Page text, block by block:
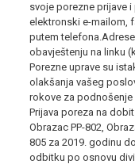
svoje porezne prijave
elektronski e-mailom,
putem
obavještenju na linku
Porezne uprave su
olakšanja vašeg
rokove za
Prijava poreza na
Obrazac PP-802,
805 za 2019. godinu
odbitku po osnovu